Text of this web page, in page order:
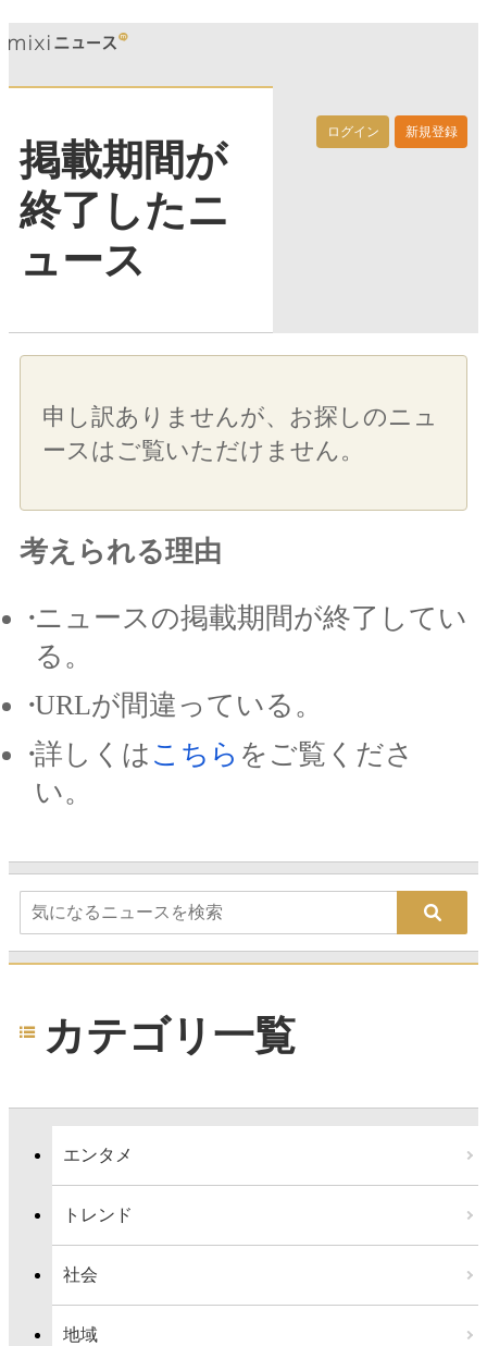
ログイン 新規登録
掲載期間が
終了したニ
ュース
申し訳ありませんが、お探しのニュ
ースはご覧いただけません。
考えられる理由
ニュースの掲載期間が終了してい
る。
URLが間違っている。
詳しくは こちら をご覧くださ
い。
カテゴリ一覧
エンタメ
トレンド
社会
地域